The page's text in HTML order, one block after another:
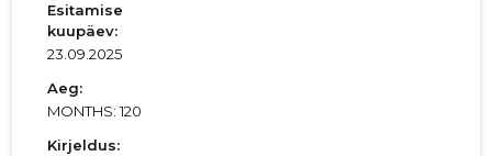
Esitamise
kuupäev:
23.09.2025
Aeg:
MONTHS: 120
Kirjeldus: